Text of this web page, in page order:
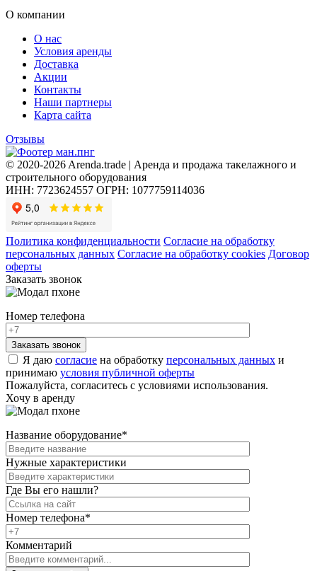
О компании
О нас
Условия аренды
Доставка
Акции
Контакты
Наши партнеры
Карта сайта
Отзывы
© 2020-2026 Arenda.trade | Аренда и продажа такелажного и
строительного оборудования
ИНН: 7723624557 ОГРН: 1077759114036
Политика конфиденциальности Согласие на обработку
персональных данных Согласие на обработку cookies Договор
оферты
Заказать звонок
Номер телефона
Я даю согласие на обработку персональных данных и
принимаю условия публичной оферты
Пожалуйста, согласитесь с условиями использования.
Хочу в аренду
Название оборудование*
Нужные характеристики
Где Вы его нашли?
Номер телефона*
Комментарий